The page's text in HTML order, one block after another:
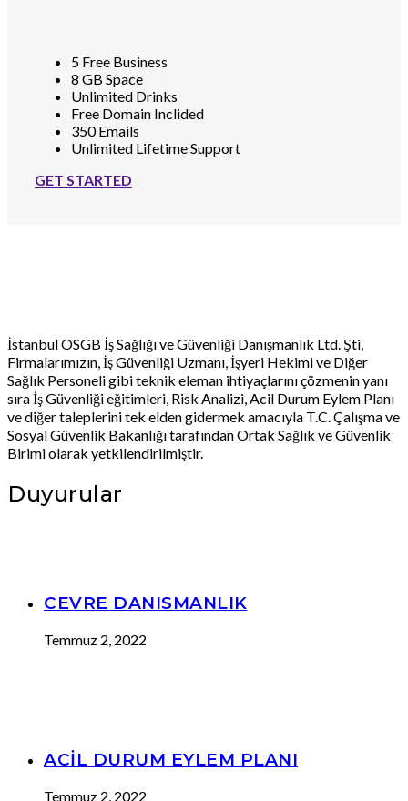
5 Free Business
8 GB Space
Unlimited Drinks
Free Domain Inclided
350 Emails
Unlimited Lifetime Support
GET STARTED
İstanbul OSGB İş Sağlığı ve Güvenliği Danışmanlık Ltd. Şti,
Firmalarımızın, İş Güvenliği Uzmanı, İşyeri Hekimi ve Diğer
Sağlık Personeli gibi teknik eleman ihtiyaçlarını çözmenin yanı
sıra İş Güvenliği eğitimleri, Risk Analizi, Acil Durum Eylem Planı
ve diğer taleplerini tek elden gidermek amacıyla T.C. Çalışma ve
Sosyal Güvenlik Bakanlığı tarafından Ortak Sağlık ve Güvenlik
Birimi olarak yetkilendirilmiştir.
Duyurular
CEVRE DANISMANLIK
Temmuz 2, 2022
ACİL DURUM EYLEM PLANI
Temmuz 2, 2022